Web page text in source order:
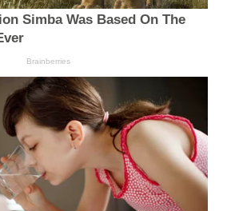
Simba Was Based On The
Brainberries